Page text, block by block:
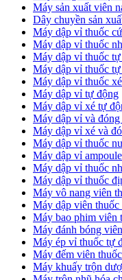
​Máy sản xuất viên
​Dây chuyền sản
Máy dập vỉ thuốc
Máy dập vỉ thuốc
Máy dập vỉ thuốc
​Máy dập vỉ thuốc
Máy dập vỉ thuốc
​Máy dập vỉ tự động
​Máy dập vỉ xé tự
​Máy dập vỉ và
​Máy dập vỉ xé và
​Máy dập vỉ thuốc
Máy dập vỉ
Máy dập vỉ thuốc
Máy dập vỉ thuốc
Máy vô nang viên
Máy dập viên
Máy bao phim viên
Máy đánh bóng
Máy ép vỉ thuốc tự
Máy đếm viên
Máy khuấy trộn